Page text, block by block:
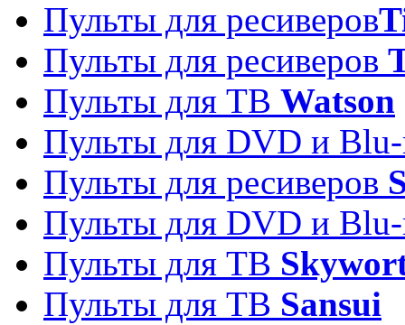
Пульты для ресиверов
Пульты для ресиверов
Пульты для ТВ Watson
Пульты для DVD и
Пульты для ресиверов
Пульты для DVD и
Пульты для ТВ
Пульты для ТВ Sansui